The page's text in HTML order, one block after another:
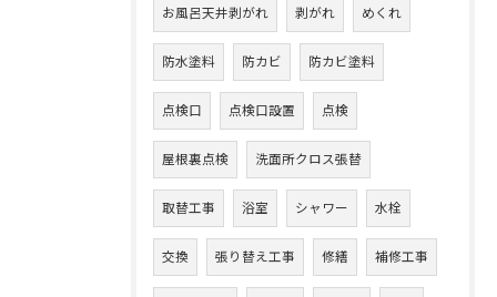
お風呂天井剥がれ 剥がれ めくれ
防水塗料 防カビ 防カビ塗料
点検口 点検口設置 点検
屋根裏点検 洗面所クロス張替
取替工事 浴室 シャワー 水栓
交換 張り替え工事 修繕 補修工事